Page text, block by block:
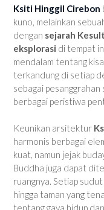
Ksiti Hinggil Cirebon
kuno, melainkan
dengan sejarah
eksplorasi di tempat
mendalam tentang
terkandung di setiap
sebagai pesanggrahan
berbagai peristiwa
Keunikan arsitektur
harmonis berbagai
kuat, namun jejak
Buddha juga dapat
ruangnya. Setiap
hingga taman yang
tentang gaya hidup